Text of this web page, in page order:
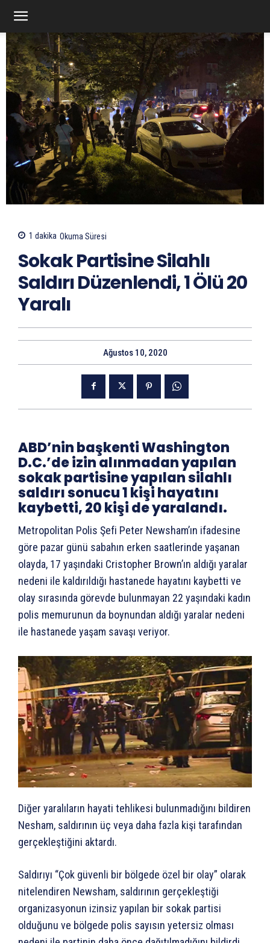
1 dakika Okuma Süresi
Sokak Partisine Silahlı
Saldırı Düzenlendi, 1 Ölü 20
Yaralı
Ağustos 10, 2020
ABD’nin başkenti Washington
D.C.’de izin alınmadan yapılan
sokak partisine yapılan silahlı
saldırı sonucu 1 kişi hayatını
kaybetti, 20 kişi de yaralandı.
Metropolitan Polis Şefi Peter Newsham’ın ifadesine
göre pazar günü sabahın erken saatlerinde yaşanan
olayda, 17 yaşındaki Cristopher Brown’ın aldığı yaralar
nedeni ile kaldırıldığı hastanede hayatını kaybetti ve
olay sırasında görevde bulunmayan 22 yaşındaki kadın
polis memurunun da boynundan aldığı yaralar nedeni
ile hastanede yaşam savaşı veriyor.
Diğer yaralıların hayati tehlikesi bulunmadığını bildiren
Nesham, saldırının üç veya daha fazla kişi tarafından
gerçekleştiğini aktardı.
Saldırıyı “Çok güvenli bir bölgede özel bir olay” olarak
nitelendiren Newsham, saldırının gerçekleştiği
organizasyonun izinsiz yapılan bir sokak partisi
olduğunu ve bölgede polis sayısın yetersiz olması